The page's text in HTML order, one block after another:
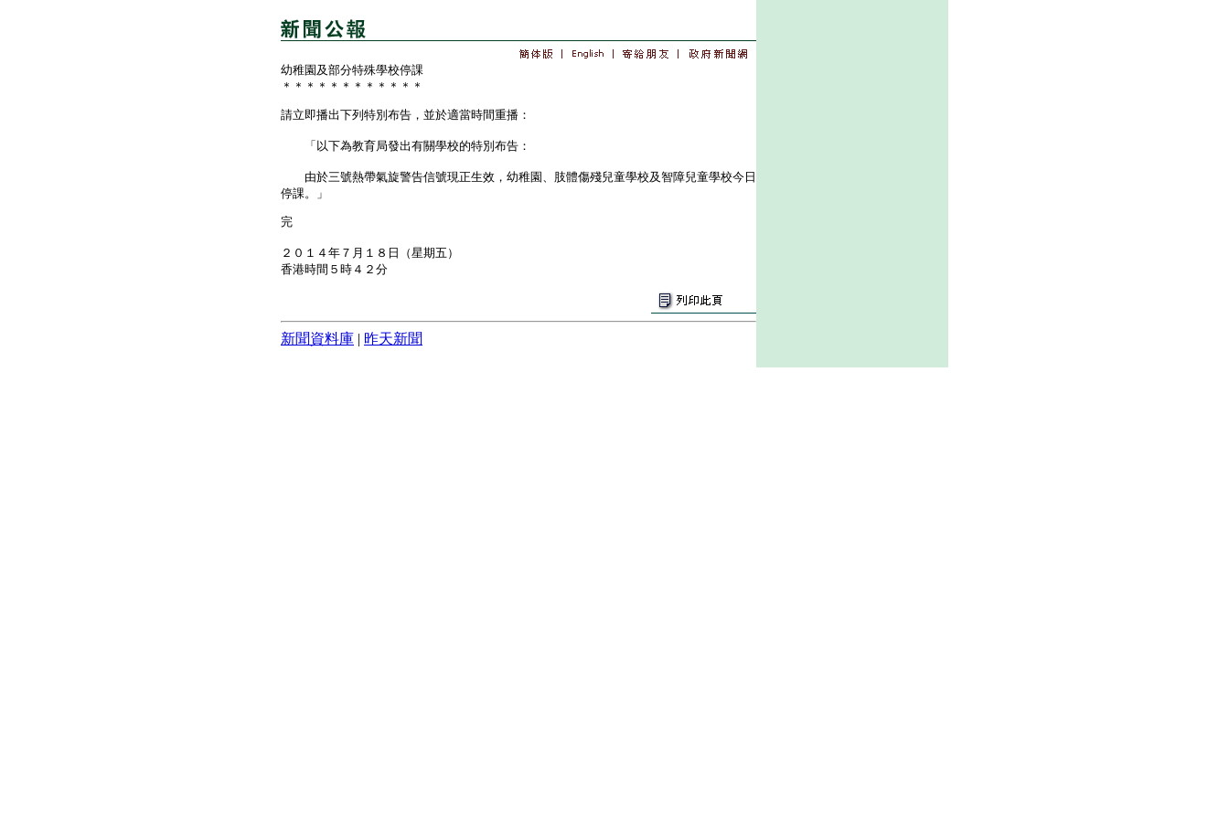
幼稚園及部分特殊學校停課
＊＊＊＊＊＊＊＊＊＊＊＊
請立即播出下列特別布告，並於適當時間重播：
「以下為教育局發出有關學校的特別布告：
由於三號熱帶氣旋警告信號現正生效，幼稚園、肢體傷殘兒童學校及智障兒童學校今日
停課。」
完
２０１４年７月１８日（星期五）
香港時間５時４２分
新聞資料庫 | 昨天新聞